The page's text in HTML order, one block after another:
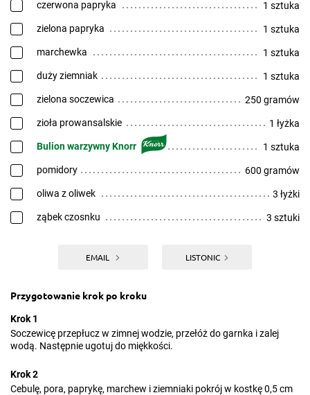
czerwona papryka 1 sztuka
zielona papryka 1 sztuka
marchewka 1 sztuka
duży ziemniak 1 sztuka
zielona soczewica 250 gramów
zioła prowansalskie 1 łyżka
Bulion warzywny Knorr 1 sztuka
pomidory 600 gramów
oliwa z oliwek 3 łyżki
ząbek czosnku 3 sztuki
EMAIL LISTONIC
Przygotowanie krok po kroku
Krok 1
Soczewicę przepłucz w zimnej wodzie, przełóż do garnka i zalej
wodą. Następnie ugotuj do miękkości.
Krok 2
Cebulę, pora, paprykę, marchew i ziemniaki pokrój w kostkę 0,5 cm